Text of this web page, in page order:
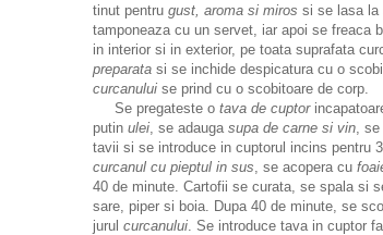
tinut pentru gust, aroma si miros si se lasa la
tamponeaza cu un servet, iar apoi se freaca
in interior si in exterior, pe toata suprafata
preparata si se inchide despicatura cu o
curcanului se prind cu o scobitoare de corp.
Se pregateste o tava de cuptor
putin ulei , se adauga supa de carne si vin ,
tavii si se introduce in cuptorul incins pentru
curcanul cu pieptul in sus , se acopera cu
40 de minute. Cartofii se curata, se spala si
sare, piper si boia. Dupa 40 de minute, se
jurul curcanului . Se introduce tava in cuptor